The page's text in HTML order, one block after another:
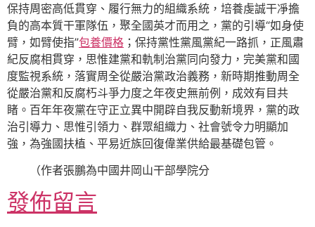
保持周密高低貫穿、履行無力的組織系統，培養虔誠干凈擔
負的高本質干軍隊伍，聚全國英才而用之，黨的引導“如身使
臂，如臂使指”包養價格 ；保持黨性黨風黨紀一路抓，正風肅
紀反腐相貫穿，思惟建黨和軌制治黨同向發力，完美黨和國
度監視系統，落實周全從嚴治黨政治義務，新時期推動周全
從嚴治黨和反腐朽斗爭力度之年夜史無前例，成效有目共
睹。百年年夜黨在守正立異中開辟自我反動新境界，黨的政
治引導力、思惟引領力、群眾組織力、社會號令力明顯加
強，為強國扶植、平易近族回復偉業供給最基礎包管。
（作者張鵬為中國井岡山干部學院分
發佈留言